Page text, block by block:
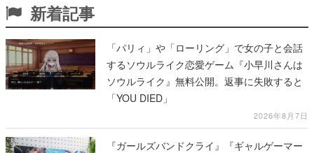
新着記事
「パリィ」や「ローリング」で女の子と会話
するソウルライク恋愛ゲーム『小早川さんは
ソウルライク』無料公開。返事に失敗すると
「YOU DIED」
2026年8月7日
『ガールズバンドクライ』『ギャルゲーマー